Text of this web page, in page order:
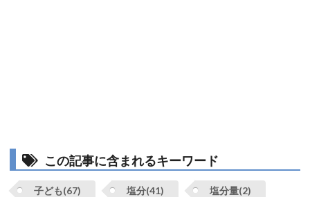
この記事に含まれるキーワード
子ども(67) 塩分(41) 塩分量(2)